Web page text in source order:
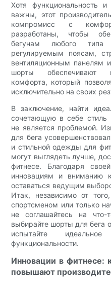
Хотя функциональность и
важны, этот
компромисс с
разработаны, чтобы
бегунам любого типа
регулируемым поясам,
вентиляционным панелям
шорты обеспечивают
комфорта, который
исключительно на своих
В заключение, найти
сочетающую в себе стиль
не является проблемой.
для бега
и стильной одежды для
могут выглядеть лучше,
фитнесе. Благодаря
инновациям и вниманию
оставаться ведущим
Итак, независимо от
спортсменом или только
не соглашайтесь на
выбирайте шорты для бега
испытайте
функциональности.
Инновации в фитнесе:
повышают